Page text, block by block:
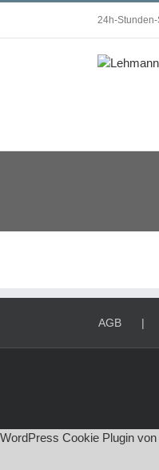
springen
24h-
AGB
WordPress Cookie Plugin